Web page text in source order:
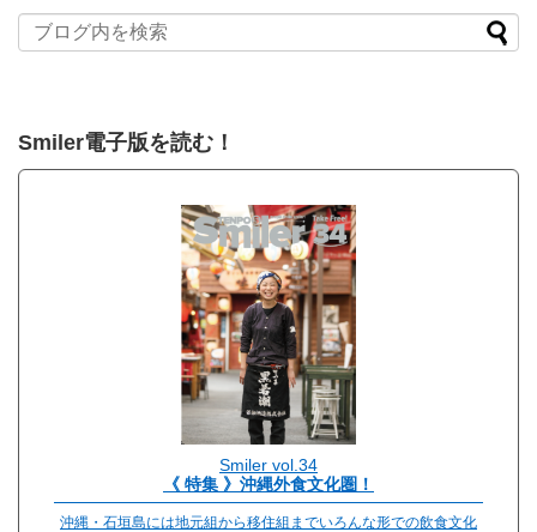
Smiler電子版を読む！
Smiler vol.34
《 特集 》沖縄外食文化圏！
沖縄・石垣島には地元組から移住組までいろんな形での飲食文化